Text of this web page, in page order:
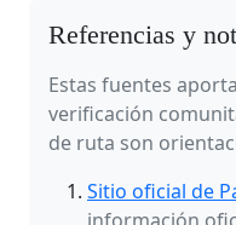
Referencias y
Estas fuentes
verificación
de ruta son
Sitio oficial de